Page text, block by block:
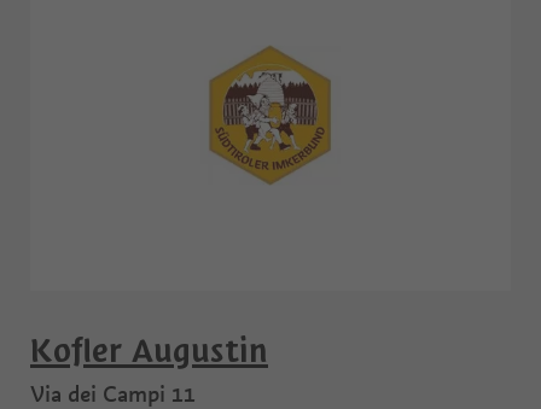
Kofler Augustin
Via dei Campi 11